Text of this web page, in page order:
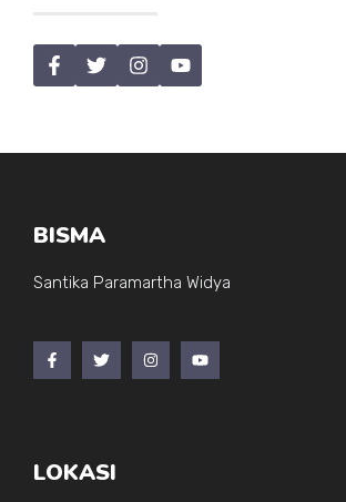
BISMA
Santika Paramartha Widya
LOKASI